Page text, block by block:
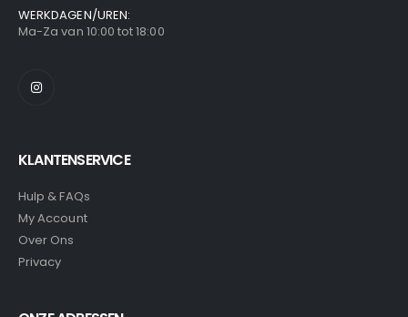
WERKDAGEN/UREN:
Ma-Za van 10:00 tot 18:00
KLANTENSERVICE
Hulp & FAQs
My Account
Over Ons
Privacy